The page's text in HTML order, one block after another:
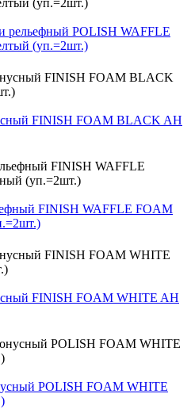
рельефный POLISH WAFFLE
(уп.=2шт.)
FINISH FOAM BLACK AH
FINISH WAFFLE FOAM
FINISH FOAM WHITE AH
POLISH FOAM WHITE